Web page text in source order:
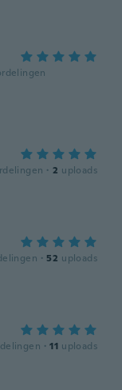
· 2 uploads
· 52 uploads
· 11 uploads